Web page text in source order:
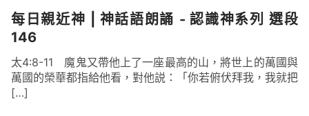
每日親近神 | 神話語朗誦 - 認識神系列 選段
146
太4:8-11 魔鬼又帶他上了一座最高的山，將世上的萬國與
萬國的榮華都指給他看，對他説：「你若俯伏拜我，我就把
[…]